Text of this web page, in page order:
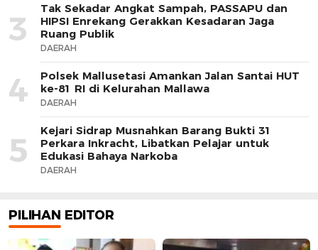
3
Tak Sekadar Angkat Sampah, PASSAPU dan
HIPSI Enrekang Gerakkan Kesadaran Jaga
Ruang Publik
DAERAH
4
Polsek Mallusetasi Amankan Jalan Santai HUT
ke-81 RI di Kelurahan Mallawa
DAERAH
5
Kejari Sidrap Musnahkan Barang Bukti 31
Perkara Inkracht, Libatkan Pelajar untuk
Edukasi Bahaya Narkoba
DAERAH
PILIHAN EDITOR